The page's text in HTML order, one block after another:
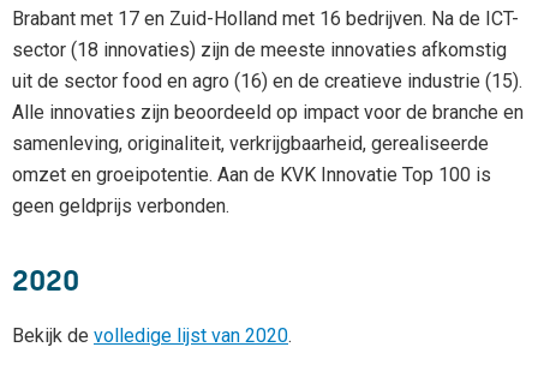
Brabant met 17 en Zuid-Holland met 16 bedrijven. Na de ICT-
sector (18 innovaties) zijn de meeste innovaties afkomstig
uit de sector food en agro (16) en de creatieve industrie (15).
Alle innovaties zijn beoordeeld op impact voor de branche en
samenleving, originaliteit, verkrijgbaarheid, gerealiseerde
omzet en groeipotentie. Aan de KVK Innovatie Top 100 is
geen geldprijs verbonden.
2020
Bekijk de volledige lijst van 2020.